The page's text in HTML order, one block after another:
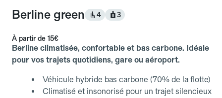
Berline green 4 3
À partir de 15€
Berline climatisée, confortable et bas carbone. Idéale
pour vos trajets quotidiens, gare ou aéroport.
Véhicule hybride bas carbone (70% de la flotte)
Climatisé et insonorisé pour un trajet silencieux